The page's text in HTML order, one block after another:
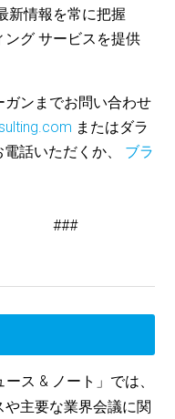
新情報を常に把握
ング サービスを提供
ンまでお問い合わせ
またはダラ
話いただくか、 ブラ
ス & ノート」では、
主要な業界会議に関